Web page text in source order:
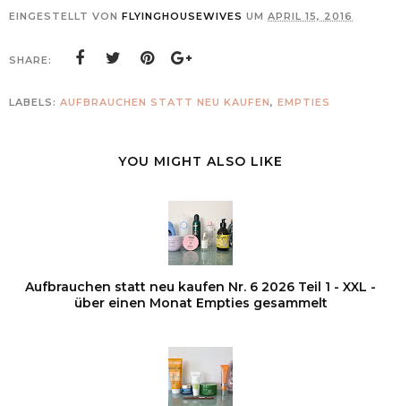
EINGESTELLT VON FLYINGHOUSEWIVES UM APRIL 15, 2016
SHARE:
LABELS: AUFBRAUCHEN STATT NEU KAUFEN, EMPTIES
YOU MIGHT ALSO LIKE
Aufbrauchen statt neu kaufen Nr. 6 2026 Teil 1 - XXL -
über einen Monat Empties gesammelt